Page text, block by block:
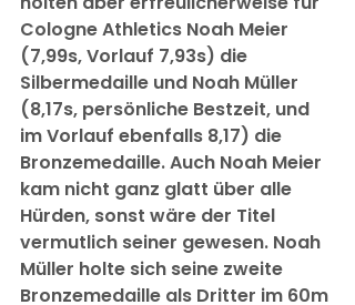
Cologne Athletics Noah Meier
(7,99s, Vorlauf 7,93s) die
Silbermedaille und Noah Müller
(8,17s, persönliche Bestzeit, und
im Vorlauf ebenfalls 8,17) die
Bronzemedaille. Auch Noah Meier
kam nicht ganz glatt über alle
Hürden, sonst wäre der Titel
vermutlich seiner gewesen. Noah
Müller holte sich seine zweite
Bronzemedaille als Dritter im 60m